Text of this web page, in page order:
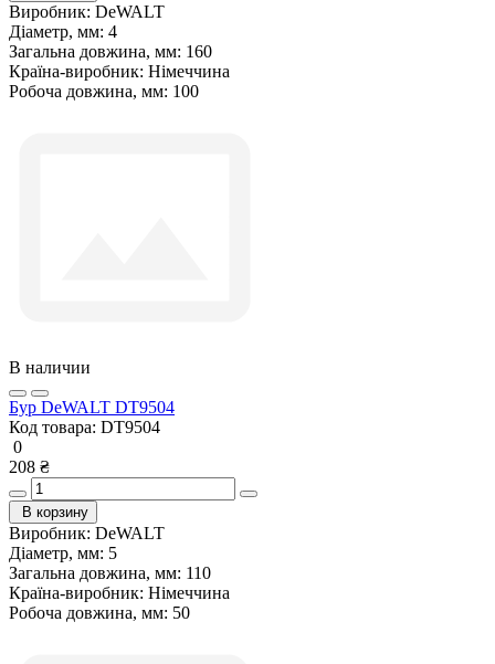
Виробник: DeWALT
Діаметр, мм: 4
Загальна довжина, мм: 160
Країна-виробник: Німеччина
Робоча довжина, мм: 100
В наличии
Бур DeWALT DT9504
Код товара: DT9504
0
208 ₴
В корзину
Виробник: DeWALT
Діаметр, мм: 5
Загальна довжина, мм: 110
Країна-виробник: Німеччина
Робоча довжина, мм: 50